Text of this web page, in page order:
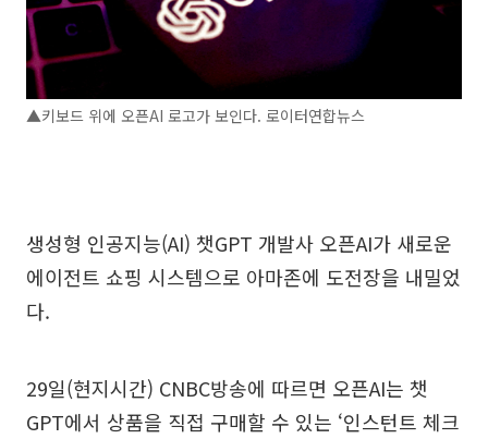
▲키보드 위에 오픈AI 로고가 보인다. 로이터연합뉴스
생성형 인공지능(AI) 챗GPT 개발사 오픈AI가 새로운
에이전트 쇼핑 시스템으로 아마존에 도전장을 내밀었
다.
29일(현지시간) CNBC방송에 따르면 오픈AI는 챗
GPT에서 상품을 직접 구매할 수 있는 ‘인스턴트 체크